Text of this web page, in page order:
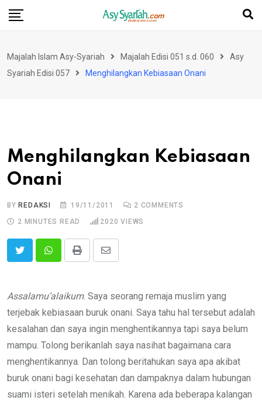
Skip
Majalah Islam Asy-Syariah Majalah Edisi 051 s.d. 060
Asy
Syariah Edisi 057
Menghilangkan Kebiasaan Onani
Menghilangkan Kebiasaan
Onani
BYREDAKSI 19/11/2011 2 COMMENTS
2 MINUTES READ
2020 VIEWS
Print
Share
Assalamu’alaikum. Saya seorang remaja muslim yang
terjebak kebiasaan buruk onani. Saya tahu hal tersebut adalah
kesalahan dan saya ingin menghentikannya tapi saya belum
mampu. Tolong berikanlah saya nasihat bagaimana cara
menghentikannya. Dan tolong beritahukan saya apa akibat
buruk onani bagi kesehatan dan dampaknya dalam hubungan
suami isteri setelah menikah. Karena ada beberapa kalangan